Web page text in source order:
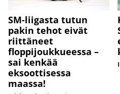
SM-liigasta tutun
pakin tehot eivät
riittäneet
floppijoukkueessa –
sai kenkää
eksoottisessa
maassa!